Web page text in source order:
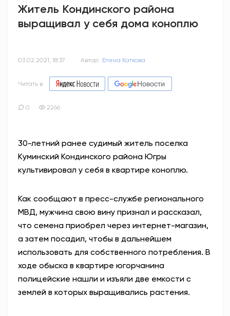
Житель Кондинского района
выращивал у себя дома коноплю
03.02.2021, 18:37 Автор: Елена Каткова
Читать в
0 2266
30-летний ранее судимый житель поселка
Куминский Кондинского района Югры
культивировал у себя в квартире коноплю.
Как сообщают в пресс-службе регионального
МВД, мужчина свою вину признал и рассказал,
что семена приобрел через интернет-магазин,
а затем посадил, чтобы в дальнейшем
использовать для собственного потребления. В
ходе обыска в квартире югорчанина
полицейские нашли и изъяли две емкости с
землей в которых выращивались растения.